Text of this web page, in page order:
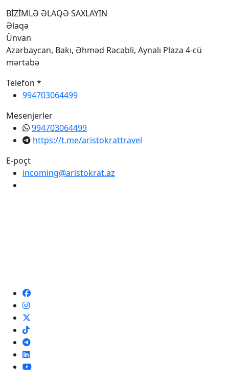
BİZİMLƏ ƏLAQƏ SAXLAYIN
Əlaqə
Ünvan
Azərbaycan, Bakı, Əhməd Rəcəbli, Aynalı Plaza 4-cü
mərtəbə
Telefon *
994703064499
Mesenjerler
994703064499
https://t.me/aristokrattravel
E-poçt
incoming@aristokrat.az